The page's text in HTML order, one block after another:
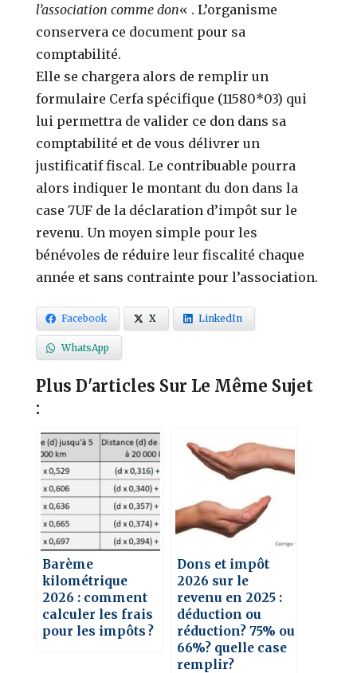
l’association comme don« . L’organisme
conservera ce document pour sa
comptabilité.
Elle se chargera alors de remplir un
formulaire Cerfa spécifique (11580*03) qui
lui permettra de valider ce don dans sa
comptabilité et de vous délivrer un
justificatif fiscal. Le contribuable pourra
alors indiquer le montant du don dans la
case 7UF de la déclaration d’impôt sur le
revenu. Un moyen simple pour les
bénévoles de réduire leur fiscalité chaque
année et sans contrainte pour l’association.
Facebook X LinkedIn
WhatsApp
Plus D'articles Sur Le Même Sujet
:
Barème
kilométrique
2026 : comment
calculer les frais
pour les impôts ?
Dons et impôt
2026 sur le
revenu en 2025 :
déduction ou
réduction? 75% ou
66%? quelle case
remplir?